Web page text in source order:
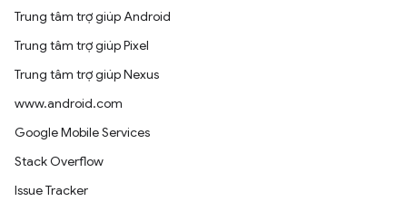
Trung tâm trợ giúp Android
Trung tâm trợ giúp Pixel
Trung tâm trợ giúp Nexus
www.android.com
Google Mobile Services
Stack Overflow
Issue Tracker